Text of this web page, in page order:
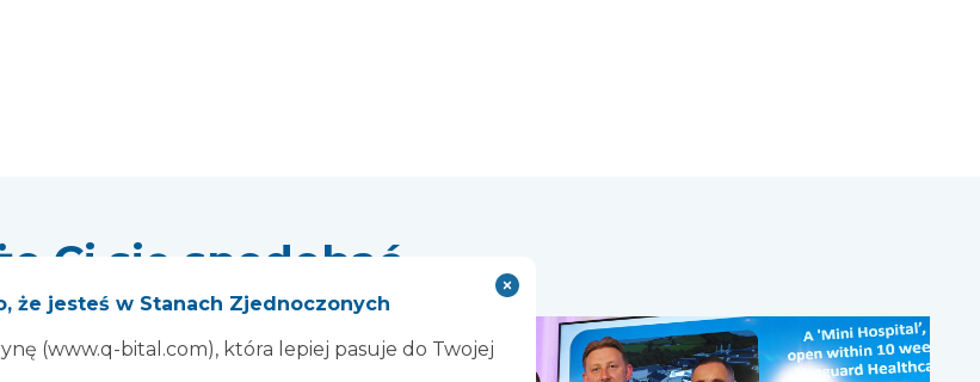
Ci się spodobać...
że jesteś w Stanach Zjednoczonych
(www.q-bital.com), która lepiej pasuje do Twojej